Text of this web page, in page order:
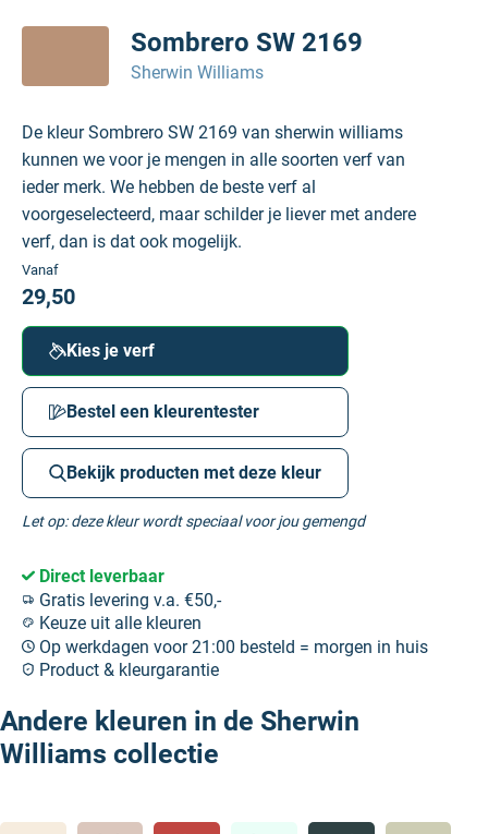
Sombrero SW 2169
Sherwin Williams
De kleur Sombrero SW 2169 van sherwin williams
kunnen we voor je mengen in alle soorten verf van
ieder merk. We hebben de beste verf al
voorgeselecteerd, maar schilder je liever met andere
verf, dan is dat ook mogelijk.
Vanaf
29,50
Kies je verf
Bestel een kleurentester
Bekijk producten met deze kleur
Let op: deze kleur wordt speciaal voor jou gemengd
Direct leverbaar
Gratis levering v.a. €50,-
Keuze uit alle kleuren
Op werkdagen voor 21:00 besteld = morgen in huis
Product & kleurgarantie
Andere kleuren in de Sherwin
Williams collectie